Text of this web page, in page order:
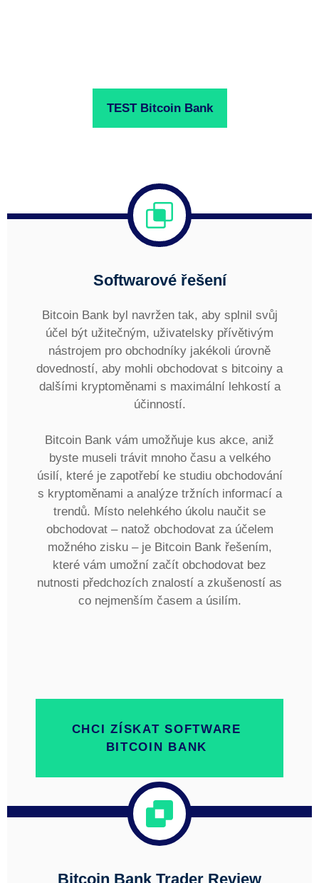
TEST Bitcoin Bank
Softwarové řešení
Bitcoin Bank byl navržen tak, aby splnil svůj
účel být užitečným, uživatelsky přívětivým
nástrojem pro obchodníky jakékoli úrovně
dovedností, aby mohli obchodovat s bitcoiny a
dalšími kryptoměnami s maximální lehkostí a
účinností.
Bitcoin Bank vám umožňuje kus akce, aniž
byste museli trávit mnoho času a velkého
úsilí, které je zapotřebí ke studiu obchodování
s kryptoměnami a analýze tržních informací a
trendů. Místo nelehkého úkolu naučit se
obchodovat – natož obchodovat za účelem
možného zisku – je Bitcoin Bank řešením,
které vám umožní začít obchodovat bez
nutnosti předchozích znalostí a zkušeností as
co nejmenším časem a úsilím.
CHCI ZÍSKAT SOFTWARE
BITCOIN BANK
Bitcoin Bank Trader Review